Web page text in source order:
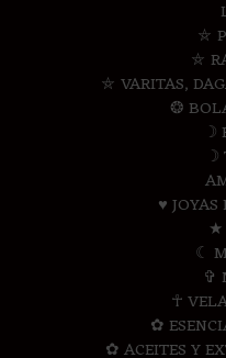
⛤
⛤
⛤ VARITAS,
❂
☽
☽
♥
★
☾
✞
☥
✿
✿ ACEITES Y